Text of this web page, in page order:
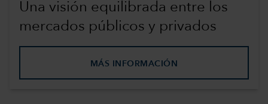
Una visión equilibrada entre los
mercados públicos y privados
MÁS INFORMACIÓN